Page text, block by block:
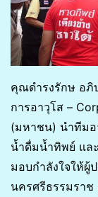
คุณดำรงรักษ อภิ
การอาวุโส –
(มหาชน) นำทีม
น้ำดื่มน้ำทิพย์ แล
มอบกำลังใจให้ผู้
นครศรีธรรมราช